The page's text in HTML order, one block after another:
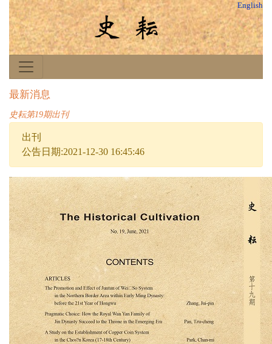
English
最新消息
史耘第19期出刊
出刊
公告日期:2021-12-30 16:45:46